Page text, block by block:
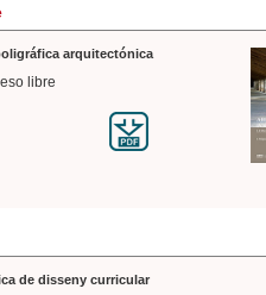
arquitectónica
libre
de disseny curricular